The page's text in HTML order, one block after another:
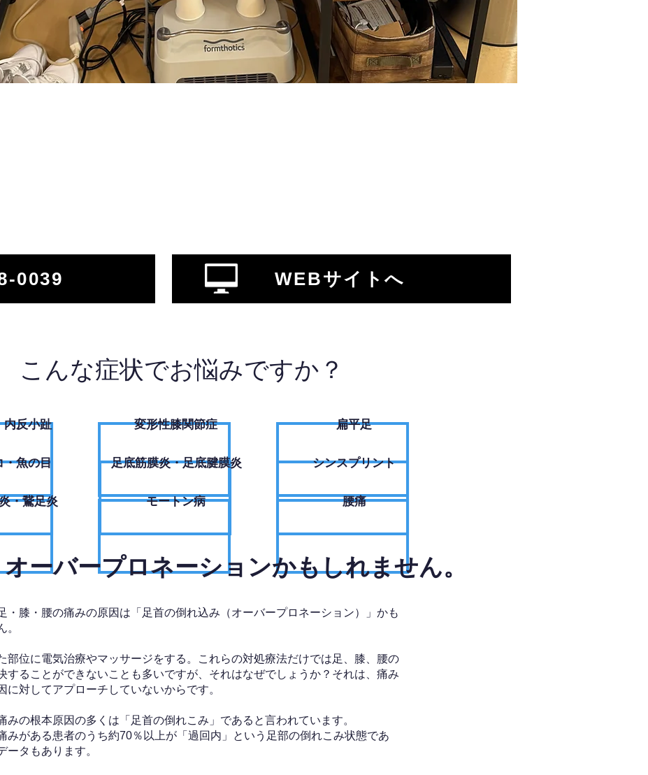
0039 WEBサイトへ
こんな症状でお悩みですか？
内反小趾
・魚の目
・鵞足炎
変形性膝関節症
足底筋膜炎・足底腱膜炎
モートン病
扁平足
シンスプリント
腰痛
ーバープロネーションかもしれません。
・膝・腰の痛みの原因は「足首の倒れ込み（オーバープロネーション）」かも
。
部位に電気治療やマッサージをする。これらの対処療法だけでは足、膝、腰の
することができないことも多いですが、それはなぜでしょうか？それは、痛み
に対してアプローチしていないからです。
みの根本原因の多くは「足首の倒れこみ」であると言われています。
みがある患者のうち約70％以上が「過回内」という足部の倒れこみ状態であ
ータもあります。